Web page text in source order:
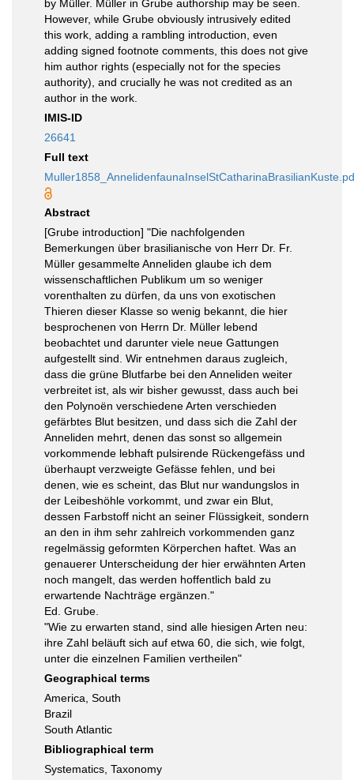
by Müller. Müller in Grube authorship may be seen.
However, while Grube obviously intrusively edited
this work, adding a rambling introduction, even
adding signed footnote comments, this does not give
him author rights (especially not for the species
authority), and crucially he was not credited as an
author in the work.
IMIS-ID
26641
Full text
Abstract
[Grube introduction] "Die nachfolgenden
Bemerkungen über brasilianische von Herr Dr. Fr.
Müller gesammelte Anneliden glaube ich dem
wissenschaftlichen Publikum um so weniger
vorenthalten zu dürfen, da uns von exotischen
Thieren dieser Klasse so wenig bekannt, die hier
besprochenen von Herrn Dr. Müller lebend
beobachtet und darunter viele neue Gattungen
aufgestellt sind. Wir entnehmen daraus zugleich,
dass die grüne Blutfarbe bei den Anneliden weiter
verbreitet ist, als wir bisher gewusst, dass auch bei
den Polynoën verschiedene Arten verschieden
gefärbtes Blut besitzen, und dass sich die Zahl der
Anneliden mehrt, denen das sonst so allgemein
vorkommende lebhaft pulsirende Rückengefäss und
überhaupt verzweigte Gefässe fehlen, und bei
denen, wie es scheint, das Blut nur wandungslos in
der Leibeshöhle vorkommt, und zwar ein Blut,
dessen Farbstoff nicht an seiner Flüssigkeit, sondern
an den in ihm sehr zahlreich vorkommenden ganz
regelmässig geformten Körperchen haftet. Was an
genauerer Unterscheidung der hier erwähnten Arten
noch mangelt, das werden hoffentlich bald zu
erwartende Nachträge ergänzen."
Ed. Grube.
"Wie zu erwarten stand, sind alle hiesigen Arten neu:
ihre Zahl beläuft sich auf etwa 60, die sich, wie folgt,
unter die einzelnen Familien vertheilen"
Geographical terms
America, South
Brazil
South Atlantic
Bibliographical term
Systematics, Taxonomy